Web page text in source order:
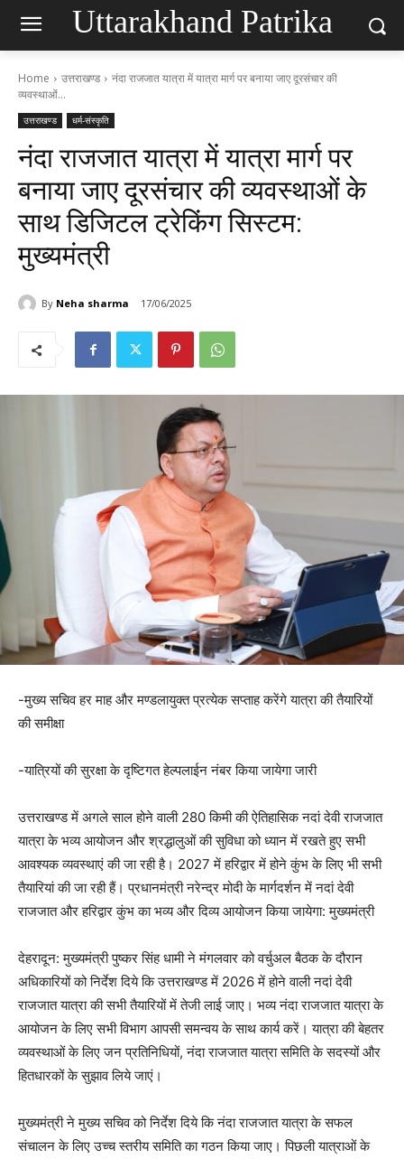
Uttarakhand Patrika
Home उत्तराखण्ड
नंदा राजजात यात्रा में यात्रा मार्ग पर बनाया जाए दूरसंचार की
व्यवस्थाओं...
उत्तराखण्ड धर्म-संस्कृति
नंदा राजजात यात्रा में यात्रा मार्ग पर
बनाया जाए दूरसंचार की व्यवस्थाओं के
साथ डिजिटल ट्रेकिंग सिस्टम:
मुख्यमंत्री
By Neha sharma 17/06/2025
-मुख्य सचिव हर माह और मण्डलायुक्त प्रत्येक सप्ताह करेंगे यात्रा की तैयारियों
की समीक्षा
-यात्रियों की सुरक्षा के दृष्टिगत हेल्पलाईन नंबर किया जायेगा जारी
उत्तराखण्ड में अगले साल होने वाली 280 किमी की ऐतिहासिक नदां देवी राजजात
यात्रा के भव्य आयोजन और श्रद्धालुओं की सुविधा को ध्यान में रखते हुए सभी
आवश्यक व्यवस्थाएं की जा रही है। 2027 में हरिद्वार में होने कुंभ के लिए भी सभी
तैयारियां की जा रही हैं। प्रधानमंत्री नरेन्द्र मोदी के मार्गदर्शन में नदां देवी
राजजात और हरिद्वार कुंभ का भव्य और दिव्य आयोजन किया जायेगा: मुख्यमंत्री
देहरादून: मुख्यमंत्री पुष्कर सिंह धामी ने मंगलवार को वर्चुअल बैठक के दौरान
अधिकारियों को निर्देश दिये कि उत्तराखण्ड में 2026 में होने वाली नदां देवी
राजजात यात्रा की सभी तैयारियों में तेजी लाई जाए। भव्य नंदा राजजात यात्रा के
आयोजन के लिए सभी विभाग आपसी समन्वय के साथ कार्य करें। यात्रा की बेहतर
व्यवस्थाओं के लिए जन प्रतिनिधियों, नंदा राजजात यात्रा समिति के सदस्यों और
हितधारकों के सुझाव लिये जाएं।
मुख्यमंत्री ने मुख्य सचिव को निर्देश दिये कि नंदा राजजात यात्रा के सफल
संचालन के लिए उच्च स्तरीय समिति का गठन किया जाए। पिछली यात्राओं के